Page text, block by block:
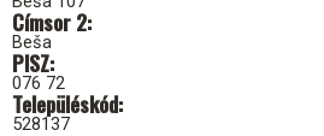
Címsor 2
Beša
PISZ
076 72
Településkód
528137